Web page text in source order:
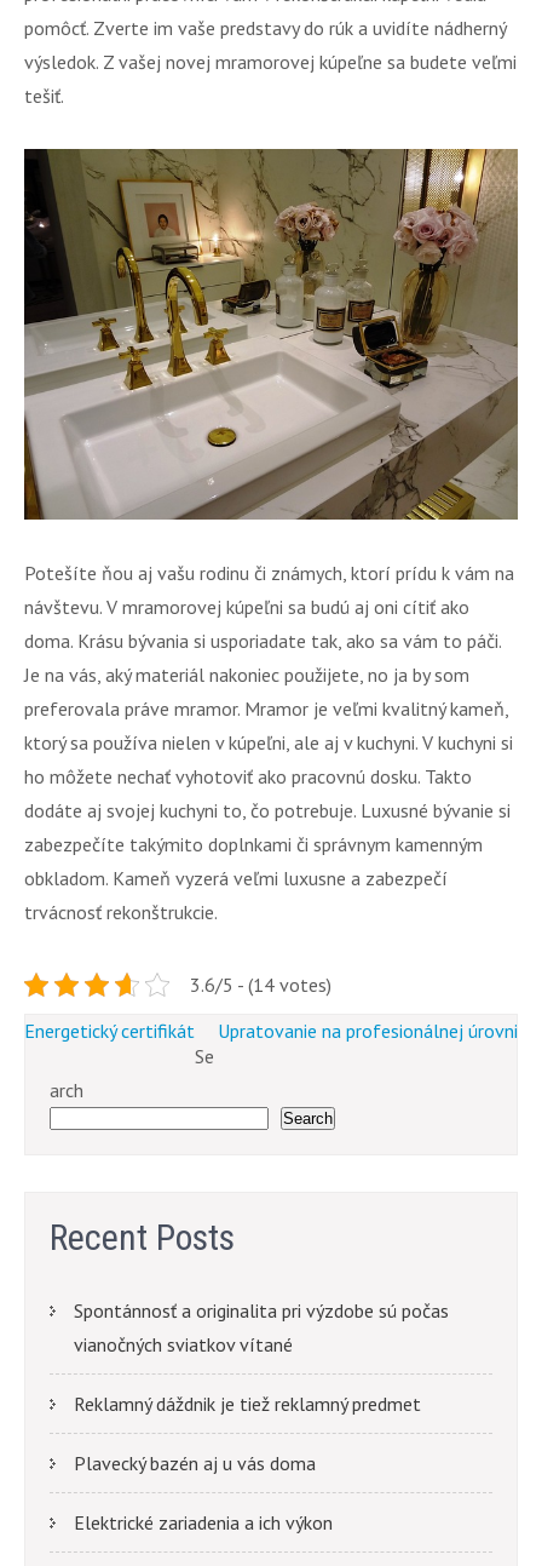
pomôcť. Zverte im vaše predstavy do rúk a uvidíte nádherný
výsledok. Z vašej novej mramorovej kúpeľne sa budete veľmi
tešiť.
Potešíte ňou aj vašu rodinu či známych, ktorí prídu k vám na
návštevu. V mramorovej kúpeľni sa budú aj oni cítiť ako
doma. Krásu bývania si usporiadate tak, ako sa vám to páči.
Je na vás, aký materiál nakoniec použijete, no ja by som
preferovala práve mramor. Mramor je veľmi kvalitný kameň,
ktorý sa používa nielen v kúpeľni, ale aj v kuchyni. V kuchyni si
ho môžete nechať vyhotoviť ako pracovnú dosku. Takto
dodáte aj svojej kuchyni to, čo potrebuje. Luxusné bývanie si
zabezpečíte takýmito doplnkami či správnym kamenným
obkladom. Kameň vyzerá veľmi luxusne a zabezpečí
trvácnosť rekonštrukcie.
3.6/5 - (14 votes)
Post
Energetický certifikát
Upratovanie na profesionálnej úrovni
Se
arch
Search
Recent Posts
Spontánnosť a originalita pri výzdobe sú počas
vianočných sviatkov vítané
Reklamný dáždnik je tiež reklamný predmet
Plavecký bazén aj u vás doma
Elektrické zariadenia a ich výkon